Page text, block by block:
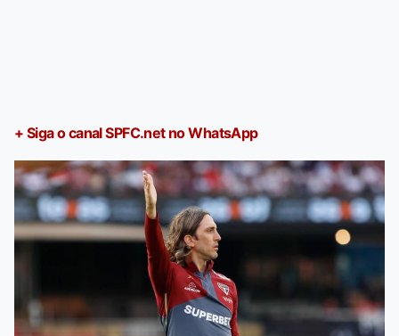
+ Siga o canal SPFC.net no WhatsApp